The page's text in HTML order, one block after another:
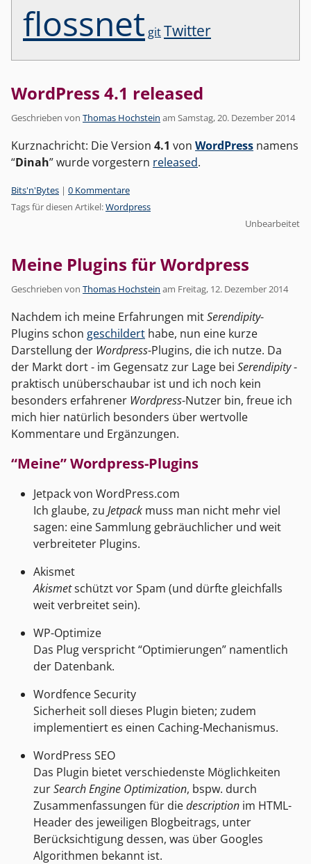
flossnet gitTwitter
WordPress 4.1 released
Geschrieben von Thomas Hochstein am Samstag, 20. Dezember 2014
Kurznachricht: Die Version 4.1 von WordPress namens
“Dinah” wurde vorgestern released.
Kategorien:
Bits'n'Bytes | 0 Kommentare
Tags für diesen Artikel:Wordpress
Unbearbeitet
Meine Plugins für Wordpress
Geschrieben von Thomas Hochstein am Freitag, 12. Dezember 2014
Nachdem ich meine Erfahrungen mitSerendipity-
Plugins schon geschildert habe, nun eine kurze
Darstellung der Wordpress-Plugins, die ich nutze. Da
der Markt dort - im Gegensatz zur Lage bei Serendipity-
praktisch unüberschaubar ist und ich noch kein
besonders erfahrener Wordpress-Nutzer bin, freue ich
mich hier natürlich besonders über wertvolle
Kommentare und Ergänzungen.
“Meine” Wordpress-Plugins
Jetpack von WordPress.com
Ich glaube, zu Jetpack muss man nicht mehr viel
sagen: eine Sammlung gebräuchlicher und weit
verbreiteter Plugins.
Akismet
Akismetschützt vor Spam (und dürfte gleichfalls
weit verbreitet sein).
WP-Optimize
Das Plug verspricht “Optimierungen” namentlich
der Datenbank.
Wordfence Security
Sicherheit soll dieses Plugin bieten; zudem
implementiert es einen Caching-Mechanismus.
WordPress SEO
Das Plugin bietet verschiedenste Möglichkeiten
zurSearch Engine Optimization, bspw. durch
Zusammenfassungen für diedescription im HTML-
Header des jeweiligen Blogbeitrags, unter
Berücksichtigung dessen, was über Googles
Algorithmen bekannt ist.